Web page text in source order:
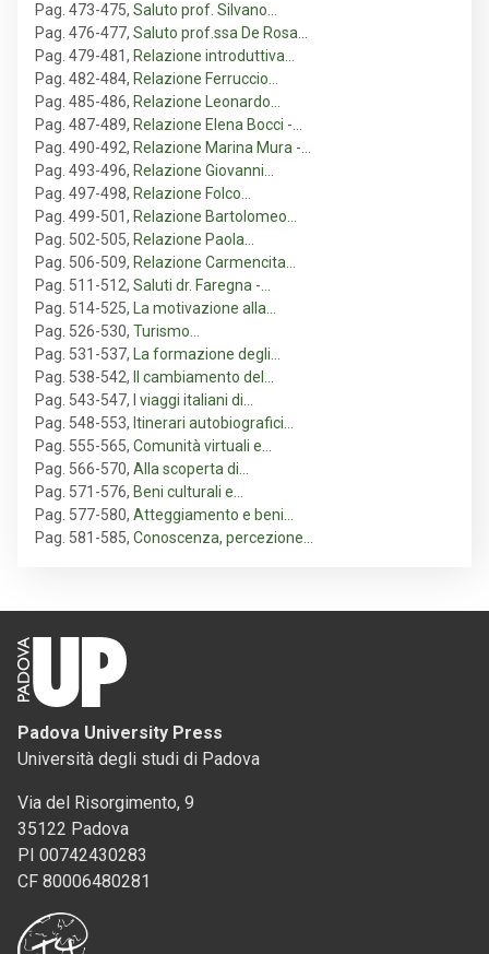
Pag. 473-475, Saluto prof. Silvano…
Pag. 476-477, Saluto prof.ssa De Rosa…
Pag. 479-481, Relazione introduttiva…
Pag. 482-484, Relazione Ferruccio…
Pag. 485-486, Relazione Leonardo…
Pag. 487-489, Relazione Elena Bocci -…
Pag. 490-492, Relazione Marina Mura -…
Pag. 493-496, Relazione Giovanni…
Pag. 497-498, Relazione Folco…
Pag. 499-501, Relazione Bartolomeo…
Pag. 502-505, Relazione Paola…
Pag. 506-509, Relazione Carmencita…
Pag. 511-512, Saluti dr. Faregna -…
Pag. 514-525,
La motivazione alla…
Pag. 526-530, Turismo…
Pag. 531-537,
La formazione degli…
Pag. 538-542,
Il cambiamento del…
Pag. 543-547,
I viaggi italiani di…
Pag. 548-553, Itinerari autobiografici…
Pag. 555-565, Comunità virtuali e…
Pag. 566-570, Alla scoperta di…
Pag. 571-576, Beni culturali e…
Pag. 577-580, Atteggiamento e beni…
Pag. 581-585, Conoscenza, percezione…
Padova University Press
Università degli studi di Padova
Via del Risorgimento, 9
35122 Padova
PI 00742430283
CF 80006480281